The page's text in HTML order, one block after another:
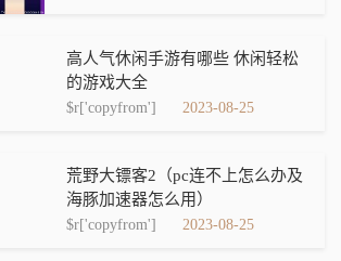
高人气休闲手游有哪些 休闲轻松
的游戏大全
$r['copyfrom'] 2023-08-25
荒野大镖客2（pc连不上怎么办及
海豚加速器怎么用）
$r['copyfrom'] 2023-08-25